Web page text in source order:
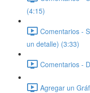
(4:15)
Comentarios -
un detalle) (3:33)
Comentarios -
Agregar un